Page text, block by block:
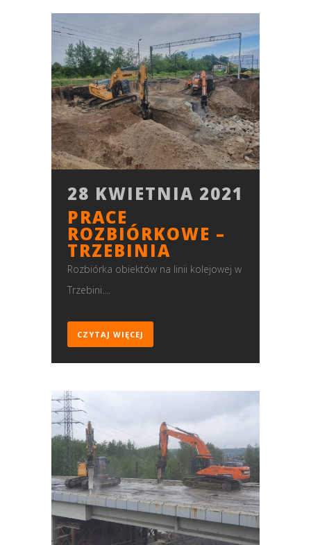
28 KWIETNIA 2021
PRACE
ROZBIÓRKOWE –
TRZEBINIA
Rozbiórka obiektów na linii kolejowej w
Trzebini....
CZYTAJ WIĘCEJ